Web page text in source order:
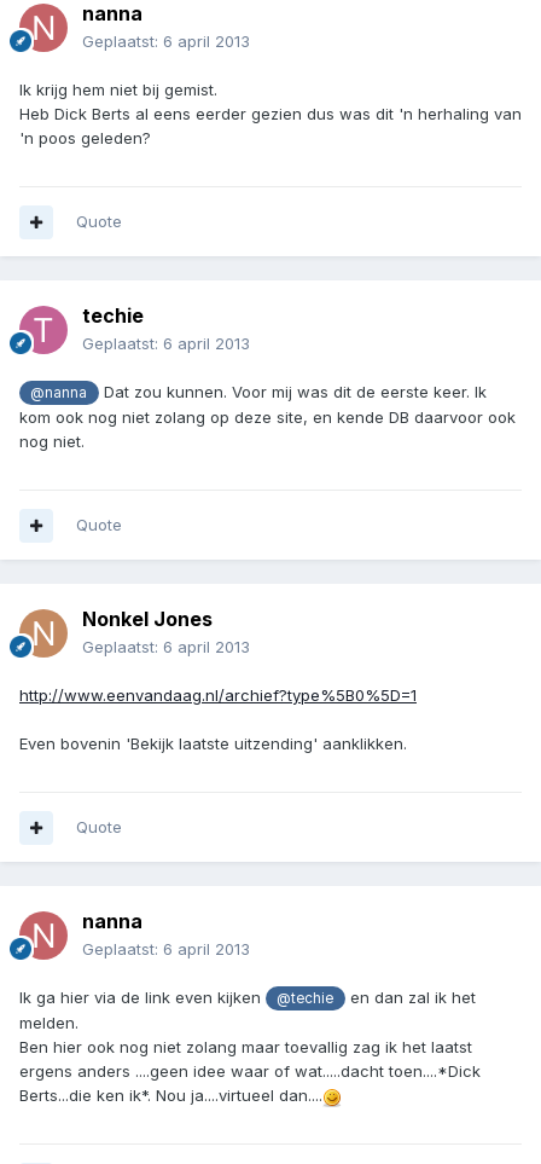
nanna
Geplaatst: 6 april 2013
Ik krijg hem niet bij gemist.
Heb Dick Berts al eens eerder gezien dus was dit 'n herhaling van
'n poos geleden?
Quote
techie
Geplaatst: 6 april 2013
@nanna
Dat zou kunnen. Voor mij was dit de eerste keer. Ik
kom ook nog niet zolang op deze site, en kende DB daarvoor ook
nog niet.
Quote
Nonkel Jones
Geplaatst: 6 april 2013
http://www.eenvandaag.nl/archief?type%5B0%5D=1
Even bovenin 'Bekijk laatste uitzending' aanklikken.
Quote
nanna
Geplaatst: 6 april 2013
Ik ga hier via de link even kijken @techie
en dan zal ik het
melden.
Ben hier ook nog niet zolang maar toevallig zag ik het laatst
ergens anders ....geen idee waar of wat.....dacht toen....*Dick
Berts...die ken ik*. Nou ja....virtueel dan....